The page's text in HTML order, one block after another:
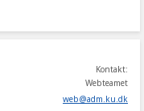
Kontakt:
Webteamet
web@adm.ku.dk